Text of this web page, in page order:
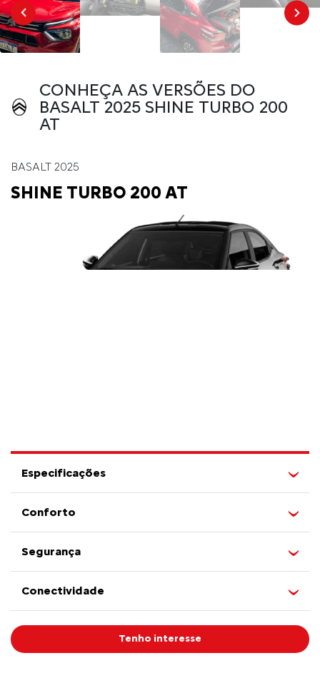
CONHEÇA AS VERSÕES DO
BASALT 2025 SHINE TURBO 200
AT
BASALT 2025
SHINE TURBO 200 AT
Especificações
Conforto
Segurança
Conectividade
Tenho interesse